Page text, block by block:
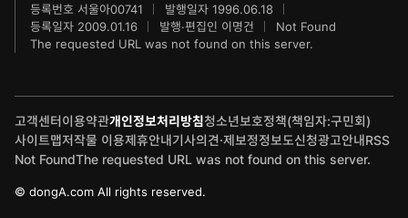
등록번호 서울아00741
발행일자 1996.06.18
등록일자 2009.01.16
발행·편집인 이명건
Not Found
The requested URL was not found on this server.
고객센터이용약관개인정보처리방침청소년보호정책(책임자:구민회)
사이트맵저작물 이용제휴안내기사의견·제보정정보도신청광고안내RSS
Not FoundThe requested URL was not found on this server.
© dongA.com All rights reserved.